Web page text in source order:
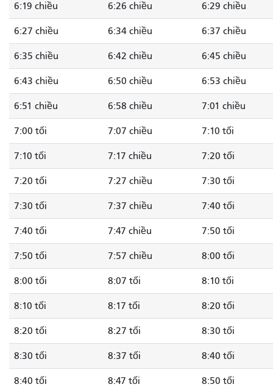
6:19 chiều 6:26 chiều 6:29 chiều
6:27 chiều 6:34 chiều 6:37 chiều
6:35 chiều 6:42 chiều 6:45 chiều
6:43 chiều 6:50 chiều 6:53 chiều
6:51 chiều 6:58 chiều 7:01 chiều
7:00 tối 7:07 chiều 7:10 tối
7:10 tối 7:17 chiều 7:20 tối
7:20 tối 7:27 chiều 7:30 tối
7:30 tối 7:37 chiều 7:40 tối
7:40 tối 7:47 chiều 7:50 tối
7:50 tối 7:57 chiều 8:00 tối
8:00 tối 8:07 tối 8:10 tối
8:10 tối 8:17 tối 8:20 tối
8:20 tối 8:27 tối 8:30 tối
8:30 tối 8:37 tối 8:40 tối
8:40 tối 8:47 tối 8:50 tối